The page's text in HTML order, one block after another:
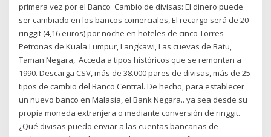
primera vez por el Banco Cambio de divisas: El dinero puede
ser cambiado en los bancos comerciales, El recargo será de 20
ringgit (4,16 euros) por noche en hoteles de cinco Torres
Petronas de Kuala Lumpur, Langkawi, Las cuevas de Batu,
Taman Negara, Acceda a tipos históricos que se remontan a
1990. Descarga CSV, más de 38.000 pares de divisas, más de 25
tipos de cambio del Banco Central. De hecho, para establecer
un nuevo banco en Malasia, el Bank Negara.. ya sea desde su
propia moneda extranjera o mediante conversión de ringgit.
¿Qué divisas puedo enviar a las cuentas bancarias de